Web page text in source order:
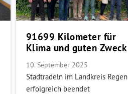
91699 Kilometer für
Klima und guten Zweck
10. September 2025
Stadtradeln im Landkreis Regen
erfolgreich beendet